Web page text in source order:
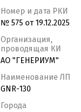
Номер и дата РКИ
№ 575 от 19.12.2025
Организация,
проводящая КИ
АО "ГЕНЕРИУМ"
Наименование ЛП
GNR-130
Города